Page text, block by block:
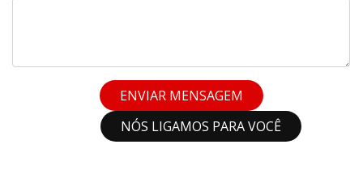
ENVIAR MENSAGEM
NÓS LIGAMOS PARA VOCÊ